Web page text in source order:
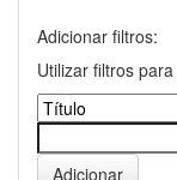
Adicionar filtros:
Utilizar filtros